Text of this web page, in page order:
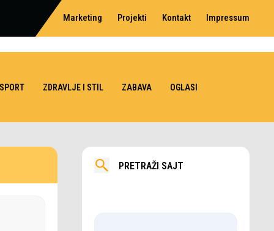
Marketing Projekti Kontakt Impressum
SPORT ZDRAVLJE I STIL ZABAVA OGLASI
PRETRAŽI SAJT